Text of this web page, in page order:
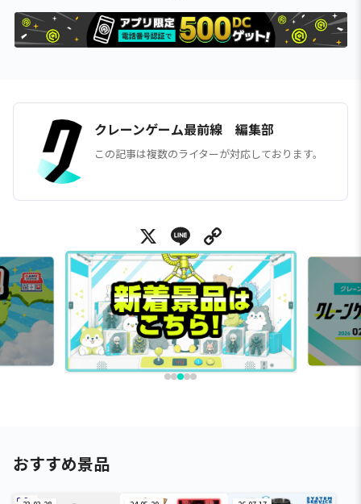
クレーンゲーム最前線 編集部
この記事は複数のライターが対応しております。
X Line
おすすめ景品